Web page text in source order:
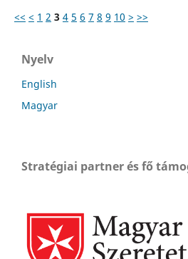
<< < 1 2 3 4 5 6 7 8 9 10 > >>
Nyelv
English
Magyar
Stratégiai partner és fő